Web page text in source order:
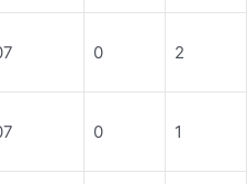
0 2
0 1